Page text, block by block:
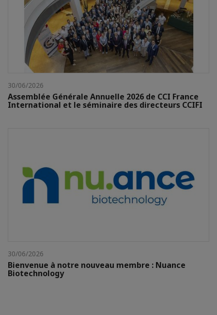
30/06/2026
Assemblée Générale Annuelle 2026 de CCI France
International et le séminaire des directeurs CCIFI
30/06/2026
Bienvenue à notre nouveau membre : Nuance
Biotechnology